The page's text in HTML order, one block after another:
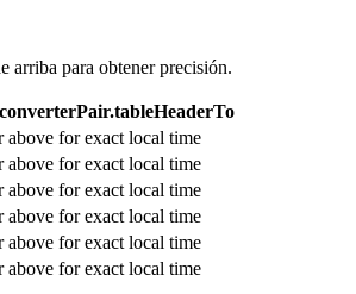
arriba para obtener precisión.
for exact local time
for exact local time
for exact local time
for exact local time
for exact local time
for exact local time